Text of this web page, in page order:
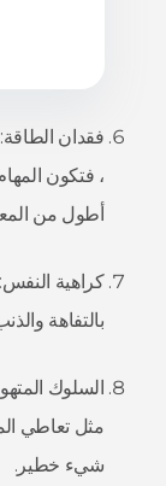
فقدان
، فتكون
أطول من
كراهية
بالتفاهة
السلوك
مثل تعاطي
شيء خطير.